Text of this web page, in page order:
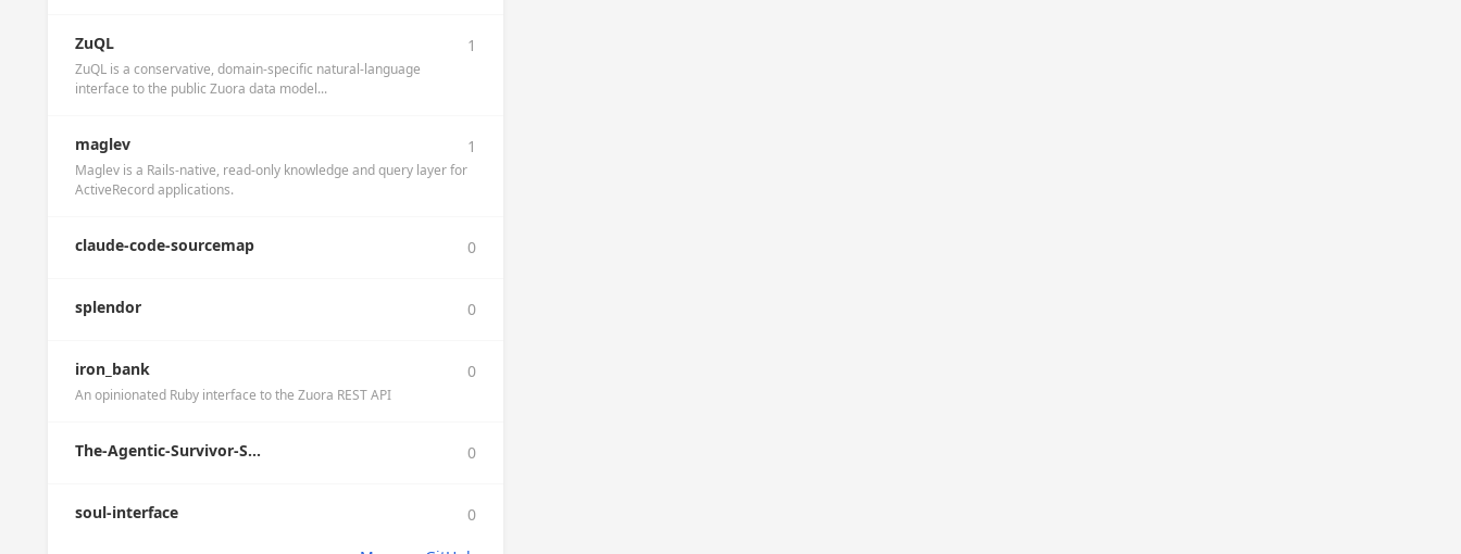
ZuQL 1
ZuQL is a conservative, domain-specific natural-language
interface to the public Zuora data model...
maglev 1
Maglev is a Rails-native, read-only knowledge and query layer for
ActiveRecord applications.
claude-code-sourcemap 0
splendor 0
iron_bank 0
An opinionated Ruby interface to the Zuora REST API
The-Agentic-Survivor-S... 0
soul-interface 0